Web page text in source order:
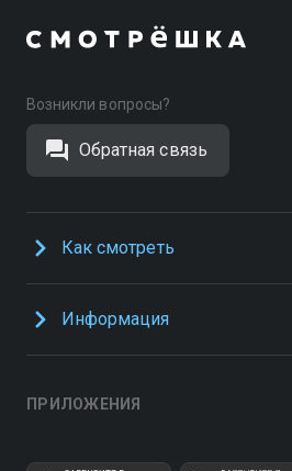
Возникли вопросы?
Обратная связь
Как смотреть
Информация
ПРИЛОЖЕНИЯ